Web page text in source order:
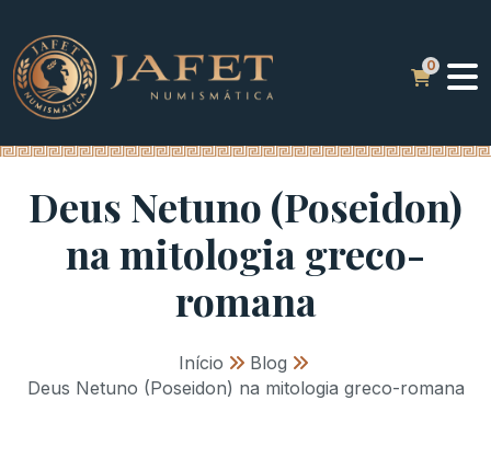
Deus Netuno (Poseidon)
na mitologia greco-
romana
Início » Blog »
Deus Netuno (Poseidon) na mitologia greco-romana